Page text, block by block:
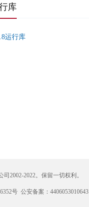
库
运行库
2002-2022。保留一切权利。
号 公安备案：4406053010643